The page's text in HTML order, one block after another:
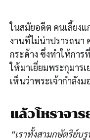
ในสมัยอดีต คนเลี้ยง
งานที่ไม่น่าปรารถนา
กระด้าง ซึ่งทำให้การ
ให้มาเยี่ยมพระกุมาร
เห็นว่าพระเจ้ากำลัง
แล้วโหราจาร
“เราทั้งสามกษัตริย์บ